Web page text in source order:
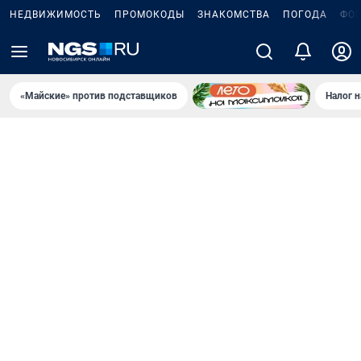
НЕДВИЖИМОСТЬ ПРОМОКОДЫ ЗНАКОМСТВА ПОГОДА
«Майские» против подставщиков Налог